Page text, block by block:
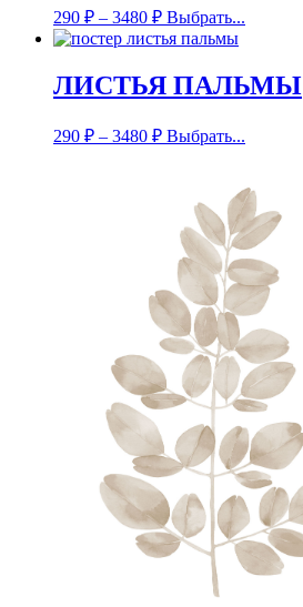
290 ₽ – 3480 ₽ Выбрать...
ЛИСТЬЯ ПАЛЬМЫ
290 ₽ – 3480 ₽ Выбрать...